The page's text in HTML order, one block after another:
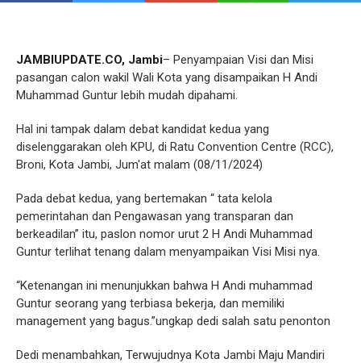
JAMBIUPDATE.CO, Jambi– Penyampaian Visi dan Misi
pasangan calon wakil Wali Kota yang disampaikan H Andi
Muhammad Guntur lebih mudah dipahami.
Hal ini tampak dalam debat kandidat kedua yang
diselenggarakan oleh KPU, di Ratu Convention Centre (RCC),
Broni, Kota Jambi, Jum'at malam (08/11/2024)
Pada debat kedua, yang bertemakan “ tata kelola
pemerintahan dan Pengawasan yang transparan dan
berkeadilan” itu, paslon nomor urut 2 H Andi Muhammad
Guntur terlihat tenang dalam menyampaikan Visi Misi nya.
“Ketenangan ini menunjukkan bahwa H Andi muhammad
Guntur seorang yang terbiasa bekerja, dan memiliki
management yang bagus.”ungkap dedi salah satu penonton
Dedi menambahkan, Terwujudnya Kota Jambi Maju Mandiri